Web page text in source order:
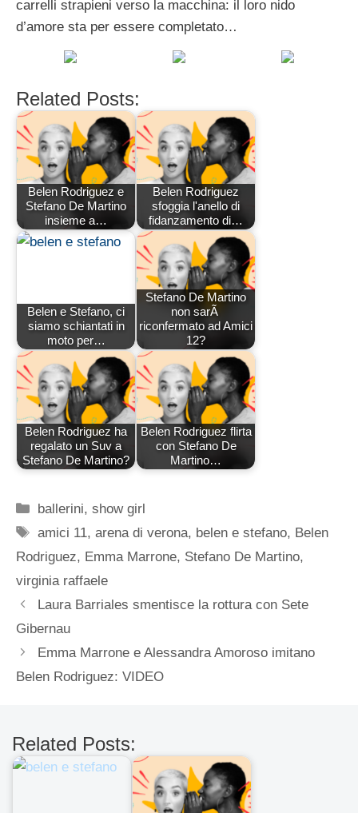
carrelli strapieni verso la macchina: il loro nido
d’amore sta per essere completato…
Related Posts:
Belen Rodriguez e
Stefano De Martino
insieme a…
Belen Rodriguez
sfoggia l'anello di
fidanzamento di…
Belen e Stefano, ci
siamo schiantati in
moto per…
Stefano De Martino
non sarÃ
riconfermato ad Amici
12?
Belen Rodriguez ha
regalato un Suv a
Stefano De Martino?
Belen Rodriguez flirta
con Stefano De
Martino…
Categorie
ballerini,show girl
Tag
amici 11,arena di verona, belen e stefano, Belen
Rodriguez, Emma Marrone, Stefano De Martino,
virginia raffaele
Laura Barriales smentisce la rottura con Sete
Gibernau
Emma Marrone e Alessandra Amoroso imitano
Belen Rodriguez: VIDEO
Related Posts: